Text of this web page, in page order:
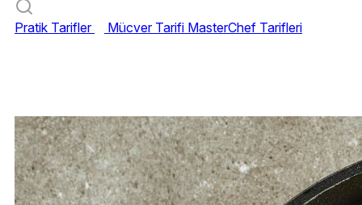
Pratik Tarifler Mücver Tarifi MasterChef Tarifleri